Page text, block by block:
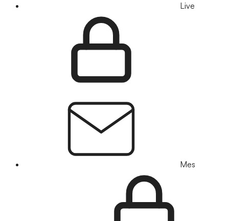
Live
Mes